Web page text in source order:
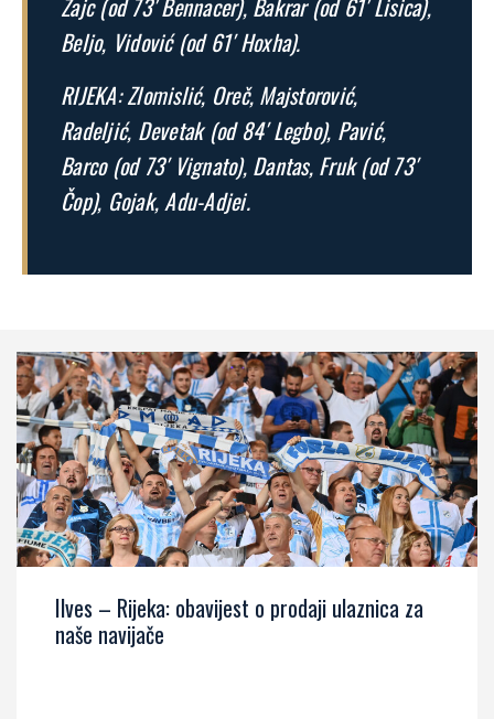
Zajc (od 73′ Bennacer), Bakrar (od 61′ Lisica),
Beljo, Vidović (od 61′ Hoxha).
RIJEKA: Zlomislić, Oreč, Majstorović,
Radeljić, Devetak (od 84′ Legbo), Pavić,
Barco (od 73′ Vignato), Dantas, Fruk (od 73′
Čop), Gojak, Adu-Adjei.
Ilves – Rijeka: obavijest o prodaji ulaznica za
naše navijače